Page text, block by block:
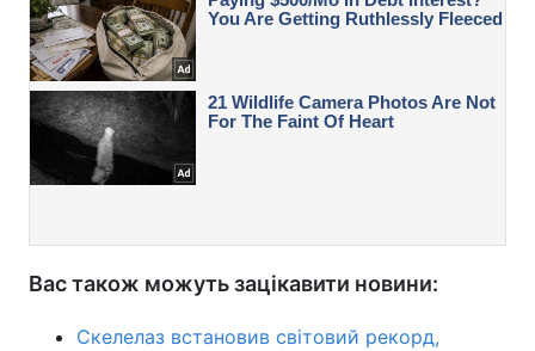
Вас також можуть зацікавити новини:
Скелелаз встановив світовий рекорд,